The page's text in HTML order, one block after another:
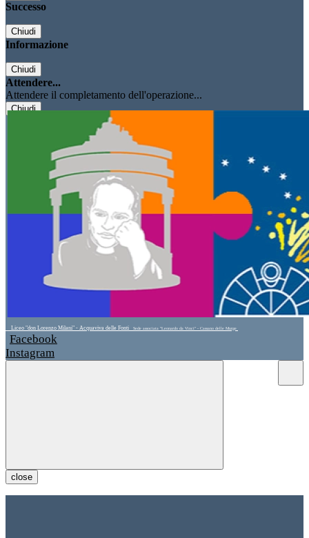
Successo
Chiudi
Informazione
Chiudi
Attendere...
Attendere il completamento dell'operazione...
Chiudi
Liceo "don Lorenzo Milani" - Acquaviva delle Fonti Sede associata "Leonardo da Vinci" - Cassano delle Murge
Facebook
Instagram
close